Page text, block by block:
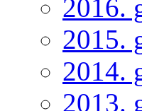
2016.
2015.
2014.
2013.